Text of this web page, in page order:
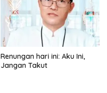
Renungan hari ini: Aku Ini,
Jangan Takut